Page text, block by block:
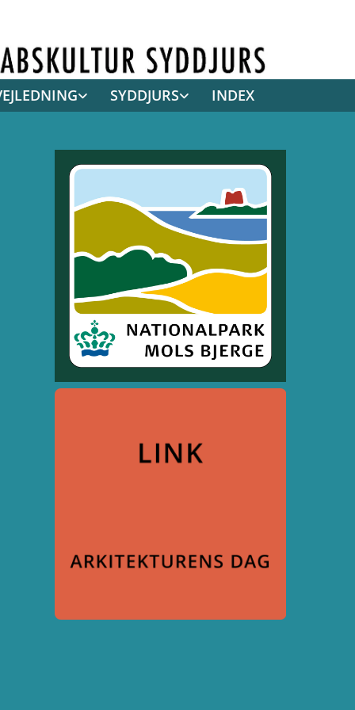
SYDDJURS INDEX